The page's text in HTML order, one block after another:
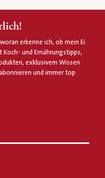
erkenne ich, ob mein Ei
und Ernährungstipps,
exklusivem Wissen
und immer top